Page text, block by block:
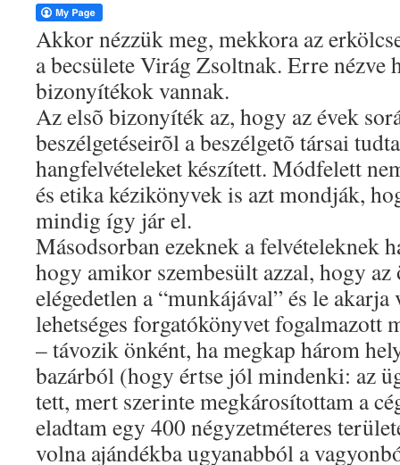
Akkor nézzük meg, mekkora az
a becsülete Virág Zsoltnak. Erre nézve
bizonyítékok vannak.
Az elsõ bizonyíték az, hogy az évek
beszélgetéseirõl a beszélgetõ társai
hangfelvételeket készített. Módfelett
és etika kézikönyvek is azt mondják,
mindig így jár el.
Másodsorban ezeknek a felvételeknek
hogy amikor szembesült azzal, hogy
elégedetlen a “munkájával” és le
lehetséges forgatókönyvet fogalmazott
– távozik önként, ha megkap három
bazárból (hogy értse jól mindenki: az
tett, mert szerinte megkárosítottam a
eladtam egy 400 négyzetméteres
volna ajándékba ugyanabból a